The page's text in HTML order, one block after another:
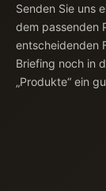
Senden Sie uns
dem passenden
entscheidenden
Briefing noch in
„Produkte“ ein